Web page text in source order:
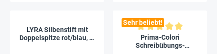
LYRA Silbenstift mit
Doppelspitze rot/blau, 6-
Sehr beliebt!
Durchschnittliche Bewertung
Prima-Colori
Schreibübungs-